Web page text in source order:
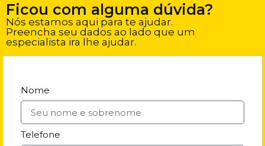
Ficou com alguma dúvida?
Nós estamos aqui para te ajudar.
Preencha seu dados ao lado que um
especialista ira lhe ajudar.
Nome
Telefone